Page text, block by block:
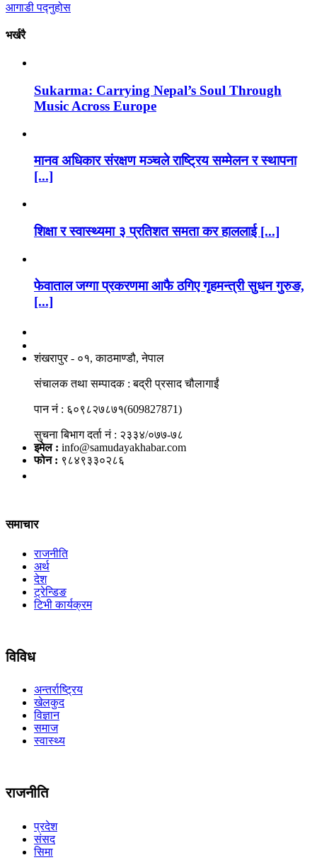
आगाडी पद्नुहोस
भर्खरै
Sukarma: Carrying Nepal’s Soul Through
Music Across Europe
मानव अधिकार संरक्षण मञ्चले राष्ट्रिय सम्मेलन र स्थापना
[...]
शिक्षा र स्वास्थ्यमा ३ प्रतिशत समता कर हाललाई [...]
फेवाताल जग्गा प्रकरणमा आफै ठगिए गृहमन्त्री सुधन गुरुङ,
[...]
शंखरापुर - ०१, काठमाण्डौ, नेपाल
संचालक तथा सम्पादक : बद्री प्रसाद चौलागाईं
पान नं : ६०९८२७८७१(609827871)
सुचना बिभाग दर्ता नं : २३३४/०७७-७८
इमेल : info@samudayakhabar.com
फोन : ९८४९३३०२८६
समाचार
राजनीति
अर्थ
देश
ट्रेन्डिङ
टिभी कार्यक्रम
विविध
अन्तर्राष्ट्रिय
खेलकुद
विज्ञान
समाज
स्वास्थ्य
राजनीति
प्रदेश
संसद
सिमा